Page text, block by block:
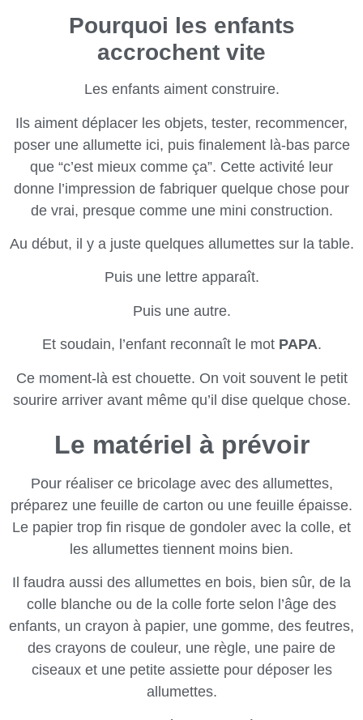
Pourquoi les enfants
accrochent vite
Les enfants aiment construire.
Ils aiment déplacer les objets, tester, recommencer,
poser une allumette ici, puis finalement là-bas parce
que “c’est mieux comme ça”. Cette activité leur
donne l’impression de fabriquer quelque chose pour
de vrai, presque comme une mini construction.
Au début, il y a juste quelques allumettes sur la table.
Puis une lettre apparaît.
Puis une autre.
Et soudain, l’enfant reconnaît le mot PAPA.
Ce moment-là est chouette. On voit souvent le petit
sourire arriver avant même qu’il dise quelque chose.
Le matériel à prévoir
Pour réaliser ce bricolage avec des allumettes,
préparez une feuille de carton ou une feuille épaisse.
Le papier trop fin risque de gondoler avec la colle, et
les allumettes tiennent moins bien.
Il faudra aussi des allumettes en bois, bien sûr, de la
colle blanche ou de la colle forte selon l’âge des
enfants, un crayon à papier, une gomme, des feutres,
des crayons de couleur, une règle, une paire de
ciseaux et une petite assiette pour déposer les
allumettes.